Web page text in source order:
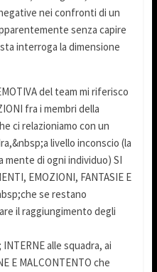
nei confronti di un
senza capire
interroga la dimensione
del team mi riferisco
fra i membri della
ci relazioniamo con un
livello inconscio (la
di ogni individuo) SI
EMOZIONI, FANTASIE E
se restano
il raggiungimento degli
alle squadra, ai
E MALCONTENTO che